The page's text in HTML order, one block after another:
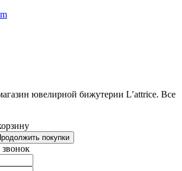
ювелирной бижутерии L’attrice. Все
покупки
звонок